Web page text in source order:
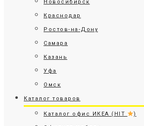
Новосибирск
Краснодар
Ростов-на-Дону
Самара
Казань
Уфа
Омск
Каталог товаров
Каталог офис ИКЕА (HIT )